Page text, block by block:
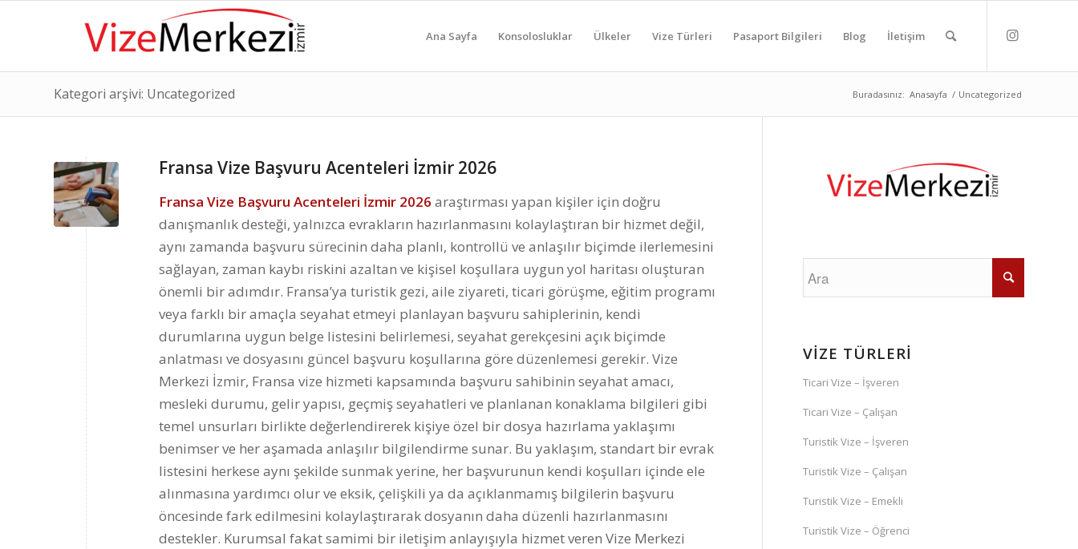
Ana Sayfa Konsolosluklar Ülkeler Vize Türleri Pasaport Bilgileri Blog İletişim
Kategori arşivi: Uncategorized Buradasınız: Anasayfa / Uncategorized
Fransa Vize Başvuru Acenteleri İzmir 2026
Fransa Vize Başvuru Acenteleri İzmir 2026 araştırması yapan kişiler için doğru
danışmanlık desteği, yalnızca evrakların hazırlanmasını kolaylaştıran bir hizmet değil,
aynı zamanda başvuru sürecinin daha planlı, kontrollü ve anlaşılır biçimde ilerlemesini
sağlayan, zaman kaybı riskini azaltan ve kişisel koşullara uygun yol haritası oluşturan
önemli bir adımdır. Fransa’ya turistik gezi, aile ziyareti, ticari görüşme, eğitim programı
veya farklı bir amaçla seyahat etmeyi planlayan başvuru sahiplerinin, kendi
durumlarına uygun belge listesini belirlemesi, seyahat gerekçesini açık biçimde
anlatması ve dosyasını güncel başvuru koşullarına göre düzenlemesi gerekir. Vize
Merkezi İzmir, Fransa vize hizmeti kapsamında başvuru sahibinin seyahat amacı,
mesleki durumu, gelir yapısı, geçmiş seyahatleri ve planlanan konaklama bilgileri gibi
temel unsurları birlikte değerlendirerek kişiye özel bir dosya hazırlama yaklaşımı
benimser ve her aşamada anlaşılır bilgilendirme sunar. Bu yaklaşım, standart bir evrak
listesini herkese aynı şekilde sunmak yerine, her başvurunun kendi koşulları içinde ele
alınmasına yardımcı olur ve eksik, çelişkili ya da açıklanmamış bilgilerin başvuru
öncesinde fark edilmesini kolaylaştırarak dosyanın daha düzenli hazırlanmasını
destekler. Kurumsal fakat samimi bir iletişim anlayışıyla hizmet veren Vize Merkezi
VİZE TÜRLERİ
Ticari Vize – İşveren
Ticari Vize – Çalışan
Turistik Vize – İşveren
Turistik Vize – Çalışan
Turistik Vize – Emekli
Turistik Vize – Öğrenci